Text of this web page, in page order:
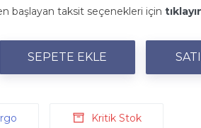
başlayan taksit seçenekleri için